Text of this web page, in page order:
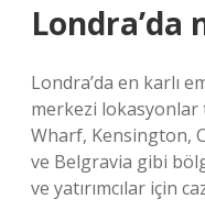
Londra’da
Londra’da en karlı
merkezi lokasyonlar
Wharf, Kensington,
ve Belgravia gibi
ve yatırımcılar için